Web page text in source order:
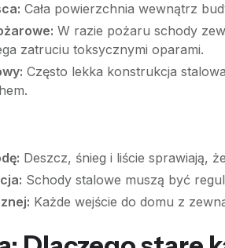
Cała powierzchnia wewnątrz
W razie pożaru schody
zatruciu toksycznymi oparami.
Często lekka konstrukcja
Deszcz, śnieg i liście sprawiają,
Schody stalowe muszą być
Każde wejście do domu z